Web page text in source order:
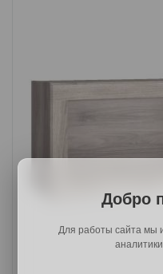
Добро
Для работы сайта мы